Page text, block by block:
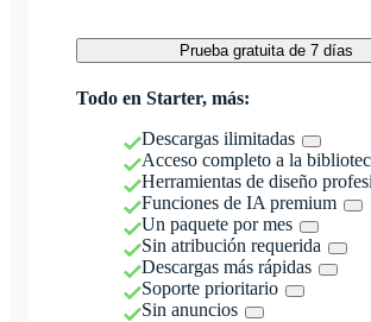
Prueba gratuita de 7 días
Todo en Starter, más:
Descargas ilimitadas
Acceso completo a la
Herramientas de diseño
Funciones de IA premium
Un paquete por mes
Sin atribución requerida
Descargas más rápidas
Soporte prioritario
Sin anuncios